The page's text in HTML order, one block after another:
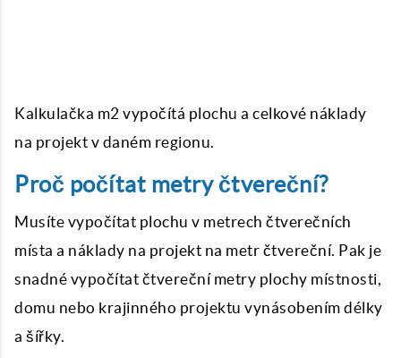
Kalkulačka m2 vypočítá plochu a celkové náklady
na projekt v daném regionu.
Proč počítat metry čtvereční?
Musíte vypočítat plochu v metrech čtverečních
místa a náklady na projekt na metr čtvereční. Pak je
snadné vypočítat čtvereční metry plochy místnosti,
domu nebo krajinného projektu vynásobením délky
a šířky.